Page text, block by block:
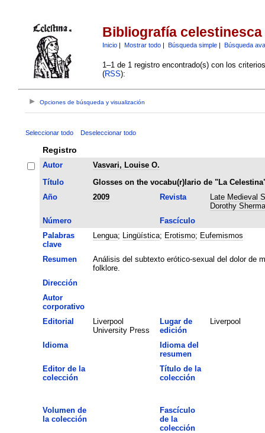
Bibliografía celestinesca
Inicio| Mostrar todo| Búsqueda simple| Búsqueda
1–1 de 1 registro encontrado(s) con los
(RSS):
Opciones de búsqueda y visualización
Seleccionar todo Deseleccionar todo
Registro
Autor
Vasvari, Louise O.
Título
Glosses on the vocabu(r)lario de "La
Año
2009 Revista
Late Medieval
Dorothy
Número
Fascículo
Palabras
clave
Lengua; Lingüística; Erotismo; Eufemismos
Resumen
Análisis del subtexto erótico-sexual del dolor de
folklore.
Dirección
Autor
corporativo
Editorial
Liverpool
University Press
Lugar de
edición
Liverpool
Idioma
Idioma del
resumen
Editor de la
colección
Título de la
colección
Volumen de
la colección
Fascículo
de la
colección